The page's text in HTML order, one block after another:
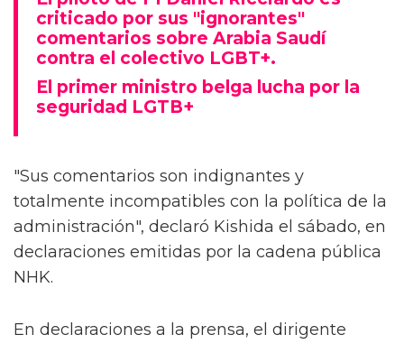
criticado por sus "ignorantes"
comentarios sobre Arabia Saudí
contra el colectivo LGBT+.
El primer ministro belga lucha por la
seguridad LGTB+
"Sus comentarios son indignantes y
totalmente incompatibles con la política de la
administración", declaró Kishida el sábado, en
declaraciones emitidas por la cadena pública
NHK.
En declaraciones a la prensa, el dirigente